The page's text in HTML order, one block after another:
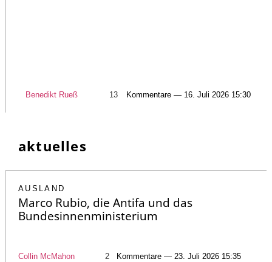
Benedikt Rueß 13 Kommentare — 16. Juli 2026 15:30
aktuelles
AUSLAND
Marco Rubio, die Antifa und das
Bundesinnenministerium
Collin McMahon 2 Kommentare — 23. Juli 2026 15:35